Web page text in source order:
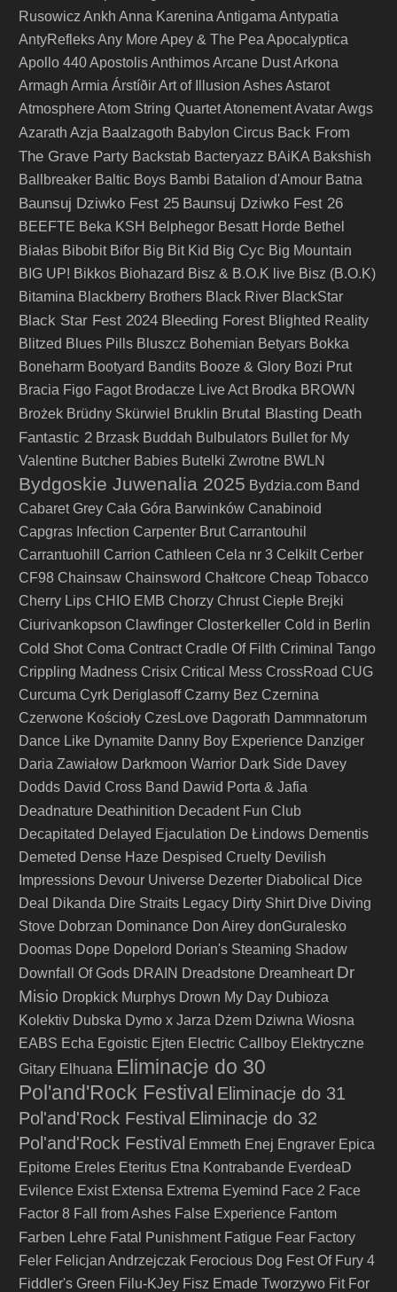
Rusowicz Ankh Anna Karenina Antigama Antypatia
AntyRefleksAny MoreApey & The Pea Apocalyptica
Apollo 440Apostolis AnthimosArcane DustArkona
Armagh Armia ÁrstíðirArt of Illusion AshesAstarot
AtmosphereAtom String QuartetAtonementAvatarAwgs
Azarath Azja Baalzagoth Babylon Circus Back From
The Grave Party Backstab Bacteryazz BAiKA Bakshish
Ballbreaker Baltic Boys Bambi Batalion d'Amour Batna
Baunsuj Dziwko Fest 25 Baunsuj Dziwko Fest 26
BEEFTE Beka KSH Belphegor Besatt Horde Bethel
Białas Bibobit Bifor Big Bit Kid Big Cyc Big Mountain
BIG UP! Bikkos Biohazard Bisz & B.O.K live Bisz (B.O.K)
Bitamina Blackberry Brothers Black River BlackStar
Black Star Fest 2024 Bleeding Forest Blighted Reality
Blitzed Blues Pills Bluszcz Bohemian Betyars Bokka
Boneharm Bootyard Bandits Booze & Glory Bozi Prut
Bracia Figo Fagot Brodacze Live Act Brodka BROWN
Brożek Brüdny Skürwiel Bruklin Brutal Blasting Death
Fantastic 2 Brzask Buddah Bulbulators Bullet for My
Valentine Butcher Babies Butelki Zwrotne BWLN
Bydgoskie Juwenalia 2025 Bydzia.com Band
Cabaret Grey Cała Góra Barwinków Canabinoid
Capgras Infection Carpenter Brut Carrantouhil
Carrantuohill
Carrion Cathleen Cela nr 3 Celkilt Cerber
CF98 Chainsaw Chainsword Chałtcore Cheap Tobacco
Cherry Lips CHIO EMB Chorzy Chrust Ciepłe Brejki
Ciurivankopson Clawfinger Closterkeller Cold in Berlin
Cold Shot Coma Contract Cradle Of Filth Criminal Tango
Crippling Madness Crisix Critical Mess CrossRoad CUG
Curcuma Cyrk Deriglasoff Czarny Bez Czernina
Czerwone Kościoły CzesLove Dagorath Dammnatorum
Dance Like Dynamite Danny Boy Experience Danziger
Daria Zawiałow Darkmoon Warrior Dark Side Davey
Dodds David Cross Band Dawid Porta & Jafia
Deadnature Deathinition Decadent Fun Club
Decapitated Delayed Ejaculation De Łindows Dementis
Demeted Dense Haze Despised Cruelty Devilish
Impressions Devour Universe Dezerter Diabolical
Dice
Deal
Dikanda Dire Straits Legacy Dirty Shirt Dive Diving
Stove Dobrzan Dominance Don Airey donGuralesko
Doomas Dope Dopelord Dorian's Steaming Shadow
Downfall Of Gods DRAIN Dreadstone Dreamheart Dr
Misio Dropkick Murphys Drown My Day Dubioza
Kolektiv Dubska Dymo x Jarza Dżem Dziwna Wiosna
EABS Echa Egoistic Ejten Electric Callboy Elektryczne
Gitary Elhuana Eliminacje do 30
Pol'and'Rock Festival Eliminacje do 31
Pol'and'Rock Festival Eliminacje do 32
Pol'and'Rock Festival Emmeth Enej Engraver Epica
Epitome Ereles Eteritus Etna Kontrabande EverdeaD
Evilence Exist Extensa Extrema Eyemind Face 2 Face
Factor 8 Fall from Ashes False Experience Fantom
Farben Lehre Fatal Punishment Fatigue Fear Factory
Feler Felicjan Andrzejczak Ferocious Dog Fest Of Fury 4
Fiddler's Green Filu-KJey Fisz Emade Tworzywo Fit For